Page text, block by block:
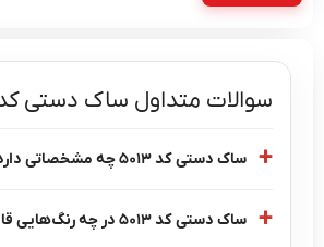
سوالات متداول ساک دستی کد 5013
ساک دستی کد 5013 چه مشخصاتی دارد؟
ساک دستی کد 5013 در چه رنگ‌هایی قابل سفارش است؟